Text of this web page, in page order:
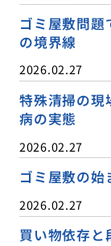
ゴミ屋敷問
の境界線
2026.02.27
特殊清掃の現
病の実態
2026.02.27
ゴミ屋敷の
2026.02.27
買い物依存と